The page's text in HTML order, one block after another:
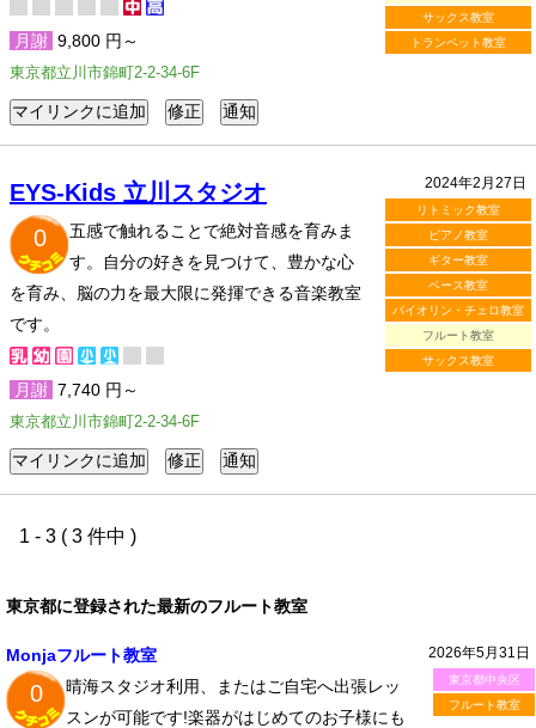
サックス教室
トランペット教室
月謝 9,800 円～
東京都立川市錦町2-2-34-6F
2024年2月27日
リトミック教室
ピアノ教室
ギター教室
ベース教室
バイオリン・チェロ教室
フルート教室
サックス教室
EYS-Kids 立川スタジオ
0
五感で触れることで絶対音感を育みま
す。自分の好きを見つけて、豊かな心
を育み、脳の力を最大限に発揮できる音楽教室
です。
月謝 7,740 円～
東京都立川市錦町2-2-34-6F
1 - 3 ( 3 件中 )
東京都に登録された最新のフルート教室
2026年5月31日
東京都中央区
フルート教室
Monjaフルート教室
0
晴海スタジオ利用、またはご自宅へ出張レッ
スンが可能です!楽器がはじめてのお子様にも